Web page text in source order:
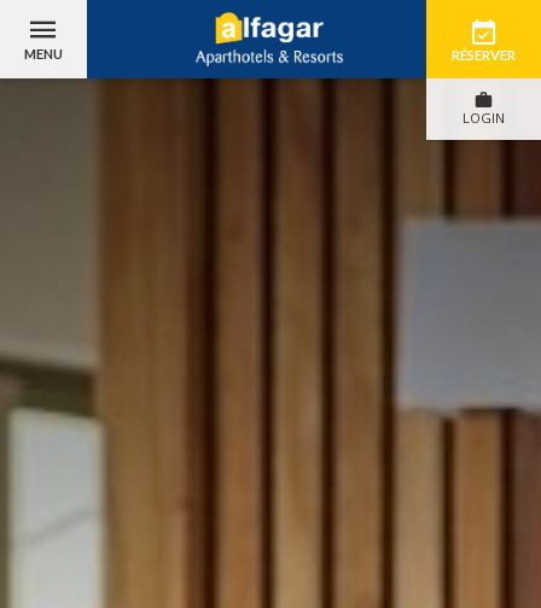
MENU
LOGIN
RÉSERVER